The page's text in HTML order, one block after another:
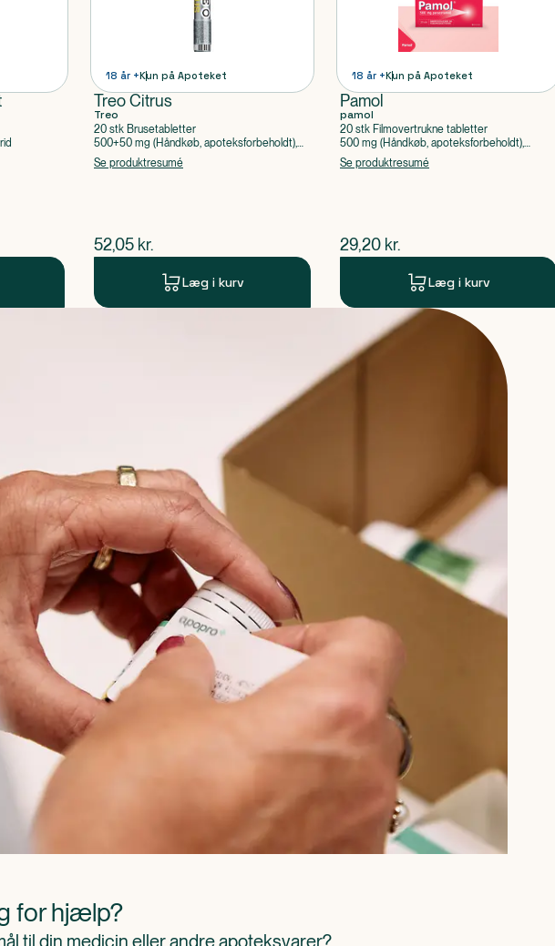
18 år +Kun på Apoteket
Treo Citrus
Treo
20 stk Brusetabletter
500+50 mg (Håndkøb, apoteksforbeholdt),
Acetylsalicylsyre, Caffein
Se produktresumé
$nuværende pris
52,05 kr.
Læg i kurv
18 år +Kun på Apoteket
Pamol
pamol
20 stk Filmovertrukne tabletter
500 mg (Håndkøb, apoteksforbeholdt),
Paracetamol
Se produktresumé
$nuværende pris
29,20 kr.
Læg i kurv
for hjælp?
til din medicin eller andre apoteksvarer?